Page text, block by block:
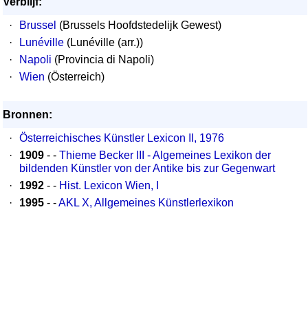
·
Brussel (Brussels Hoofdstedelijk Gewest)
·
Lunéville (Lunéville (arr.))
·
Napoli (Provincia di Napoli)
·
Wien (Österreich)
Bronnen:
·
Österreichisches Künstler Lexicon II, 1976
·
1909 - - Thieme Becker III - Algemeines Lexikon der
bildenden Künstler von der Antike bis zur Gegenwart
·
1992 - - Hist. Lexicon Wien, I
·
1995 - -AKL X, Allgemeines Künstlerlexikon